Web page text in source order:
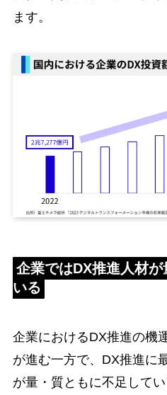
ます。
企業ではDX推進人材
いる
企業におけるDX推進の機
が進む一方で、DX推進に
が量・質ともに不足してい